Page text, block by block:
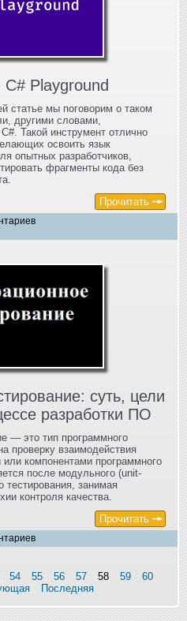
Playground
статье мы поговорим о таком
другими словами,
Такой инструмент отлично
освоить язык
опытных разработчиков,
фрагменты кода без
Прочитать
суть, цели
разработки ПО
— это тип программного
проверку взаимодействия
компонентами программного
после модульного (unit-
тестирования, занимая
контроля качества.
Прочитать
54 55 56 57 58 59
60
Последняя